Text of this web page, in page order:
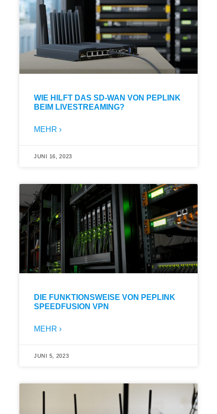
WIE HILFT DAS SD-WAN VON PEPLINK
BEIM LIVESTREAMING?
MEHR ›
JUNI 16, 2023
DIE FUNKTIONSWEISE VON PEPLINK
SPEEDFUSION VPN
MEHR ›
JUNI 5, 2023